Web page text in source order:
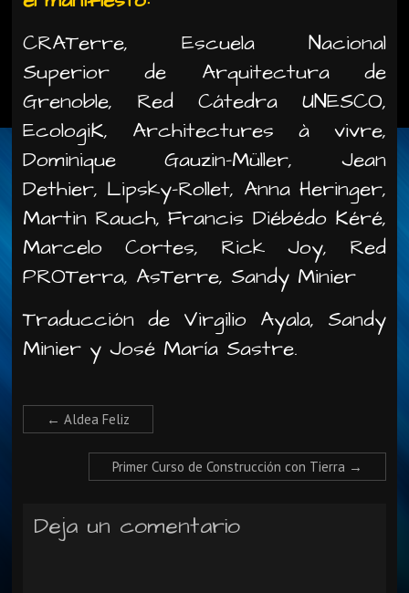
CRATerre, Escuela Nacional
Superior de Arquitectura de
Grenoble, Red Cátedra UNESCO,
EcologiK, Architectures à vivre,
Dominique Gauzin-Müller, Jean
Dethier, Lipsky-Rollet, Anna Heringer,
Martin Rauch, Francis Diébédo Kéré,
Marcelo Cortes, Rick Joy, Red
PROTerra, AsTerre, Sandy Minier
Traducción de Virgilio Ayala, Sandy
Minier y José María Sastre.
← Aldea Feliz
Primer Curso de Construcción con Tierra →
Deja un comentario